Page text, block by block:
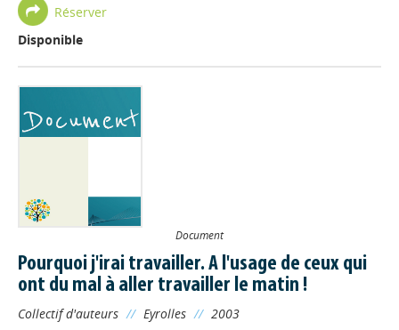
Réserver
Disponible
Document
Pourquoi j'irai travailler. A l'usage de ceux qui
ont du mal à aller travailler le matin !
Collectif d'auteurs // Eyrolles // 2003